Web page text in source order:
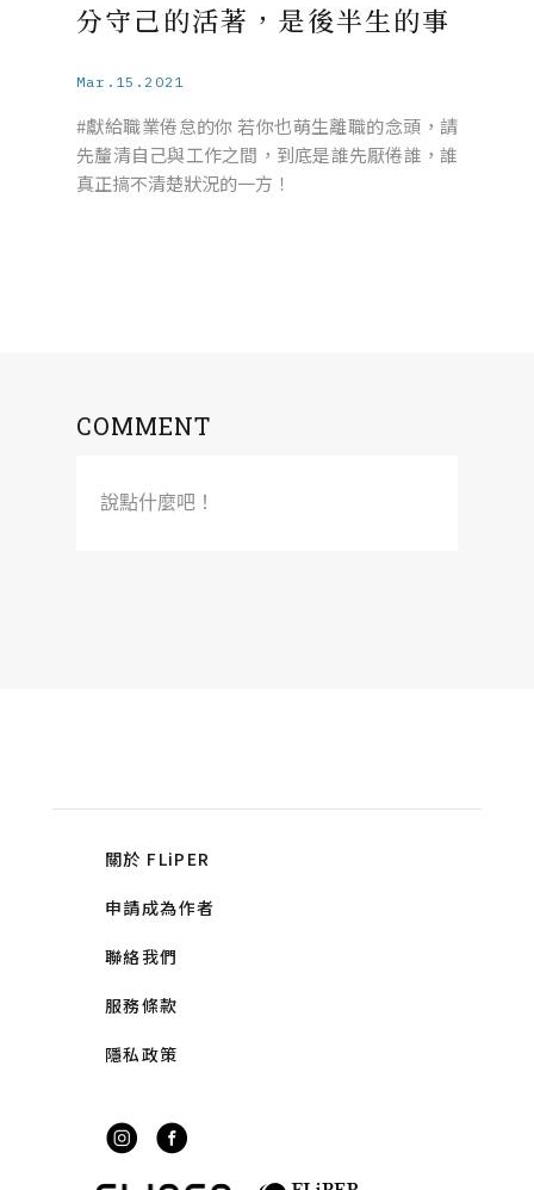
分守己的活著，是後半生的事
Mar.15.2021
#獻給職業倦怠的你 若你也萌生離職的念頭，請
先釐清自己與工作之間，到底是誰先厭倦誰，誰
真正搞不清楚狀況的一方！
COMMENT
說點什麼吧！
關於 FLiPER
申請成為作者
聯絡我們
服務條款
隱私政策